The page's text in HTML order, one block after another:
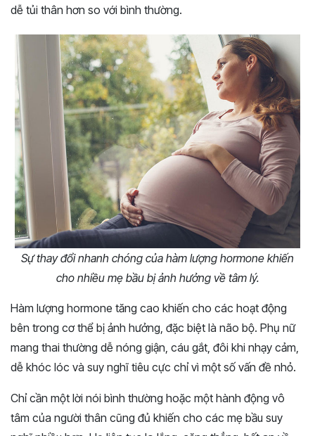
dễ tủi thân hơn so với bình thường.
Sự thay đổi nhanh chóng của hàm lượng hormone khiến
cho nhiều mẹ bầu bị ảnh hưởng về tâm lý.
Hàm lượng hormone tăng cao khiến cho các hoạt động
bên trong cơ thể bị ảnh hưởng, đặc biệt là não bộ. Phụ nữ
mang thai thường dễ nóng giận, cáu gắt, đôi khi nhạy cảm,
dễ khóc lóc và suy nghĩ tiêu cực chỉ vì một số vấn đề nhỏ.
Chỉ cần một lời nói bình thường hoặc một hành động vô
tâm của người thân cũng đủ khiến cho các mẹ bầu suy